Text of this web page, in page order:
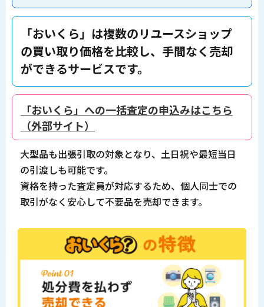
「おいくら」は複数のリユースショップ
の買い取り価格を比較し、手間なく売却
ができるサービスです。
「おいくら」への一括査定の申込みはこちら
（外部サイト）
大型品も出張引取の対象となり、土日祝や最短当日
の引渡しも可能です。
資格を持った査定員が対応するため、個人同士での
取引がなく安心して不要品を売却できます。